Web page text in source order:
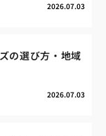
2026.07.03
の選び方・地域
2026.07.03